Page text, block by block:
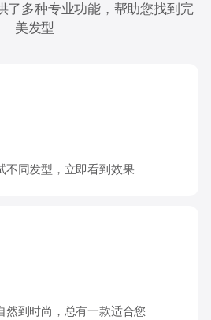
了多种专业功能，帮助您找到完
美发型
不同发型，立即看到效果
然到时尚，总有一款适合您